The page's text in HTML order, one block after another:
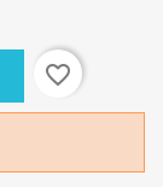
favorite_border